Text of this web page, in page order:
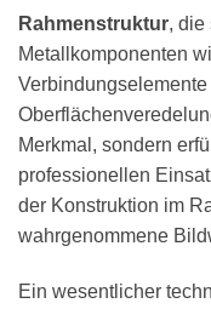
Rahmenstruktur, die
Metallkomponenten
Merkmal, sondern
professionellen
der Konstruktion im
wahrgenommene
Ein wesentlicher